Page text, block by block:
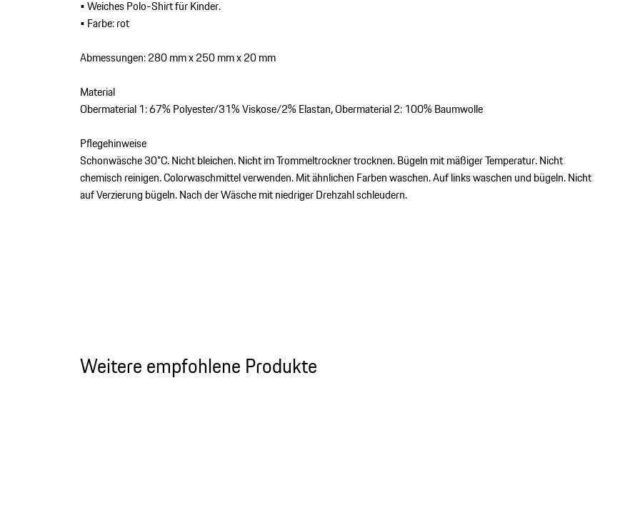
• Weiches Polo-Shirt für Kinder.
• Farbe: rot
Abmessungen: 280 mm x 250 mm x 20 mm
Material
Obermaterial 1: 67% Polyester/31% Viskose/2% Elastan, Obermaterial 2: 100% Baumwolle
Pflegehinweise
Schonwäsche 30°C. Nicht bleichen. Nicht im Trommeltrockner trocknen. Bügeln mit mäßiger Temperatur. Nicht
chemisch reinigen. Colorwaschmittel verwenden. Mit ähnlichen Farben waschen. Auf links waschen und bügeln. Nicht
auf Verzierung bügeln. Nach der Wäsche mit niedriger Drehzahl schleudern.
Weitere empfohlene Produkte